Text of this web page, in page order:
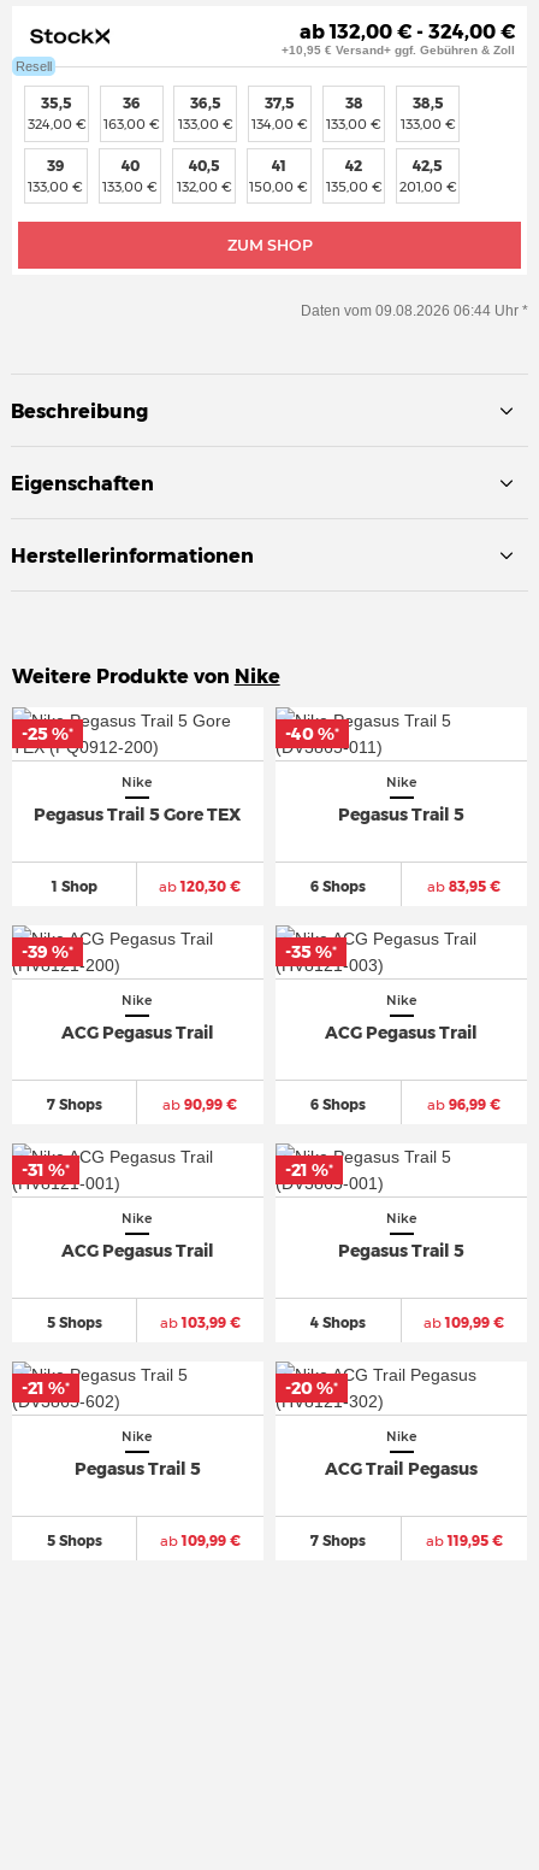
Resell
ab 132,00 € - 324,00 €
+10,95 € Versand+ ggf. Gebühren & Zoll
ZUM SHOP
35,5
324,00 €
36
163,00 €
36,5
133,00 €
37,5
134,00 €
38
133,00 €
38,5
133,00 €
39
133,00 €
40
133,00 €
40,5
132,00 €
41
150,00 €
42
135,00 €
42,5
201,00 €
Daten vom 09.08.2026 06:44 Uhr *
Beschreibung
Eigenschaften
Herstellerinformationen
Weitere Produkte von Nike
Nike
Pegasus Trail 5 Gore TEX
1 Shop ab120,30 €
-25 %*
-25 %*
Nike
Pegasus Trail 5
6 Shops ab 83,95 €
-40 %*
-40 %*
Nike
ACG Pegasus Trail
7 Shops ab 90,99 €
-39 %*
-39 %*
Nike
ACG Pegasus Trail
6 Shops ab 96,99 €
-35 %*
-35 %*
Nike
ACG Pegasus Trail
5 Shops ab103,99 €
-31 %*
-31 %*
Nike
Pegasus Trail 5
4 Shops ab109,99 €
-21 %*
-21 %*
Nike
Pegasus Trail 5
5 Shops ab109,99 €
-21 %*
-21 %*
Nike
ACG Trail Pegasus
7 Shops ab119,95 €
-20 %*
-20 %*